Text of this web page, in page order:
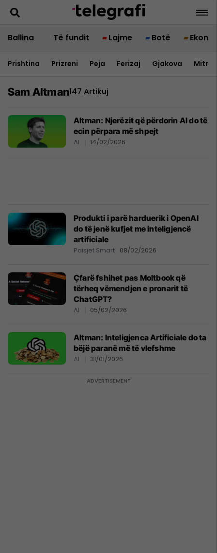
Ballina Të fundit Lajme Botë
Prishtina Prizreni Peja Ferizaj Gjakova
Sam Altman147 Artikuj
Altman: Njerëzit që përdorin Al do të
ecin përpara më shpejt
AI 14/02/2026
Produkti i parë harduerik i OpenAI
do të jenë kufjet me inteligjencë
artificiale
Paisjet Smart 08/02/2026
Çfarë fshihet pas Moltbook që
tërheq vëmendjen e pronarit të
ChatGPT?
AI 05/02/2026
Altman: Inteligjenca Artificiale do ta
bëjë paranë më të vlefshme
AI 31/01/2026